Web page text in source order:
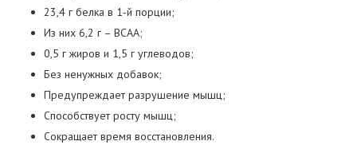
23,4 г белка в 1-й порции;
Из них 6,2 г – BCAA;
0,5 г жиров и 1,5 г углеводов;
Без ненужных добавок;
Предупреждает разрушение мышц;
Способствует росту мышц;
Сокращает время восстановления.